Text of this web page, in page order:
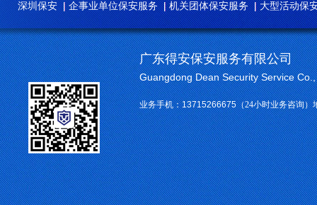
深圳保安 企事业单位保安服务 机关团体保安服务 大型活动保
广东得安保安服务有限公司
Guangdong Dean Security Service
业务手机：13715266675（24小时业务咨询）